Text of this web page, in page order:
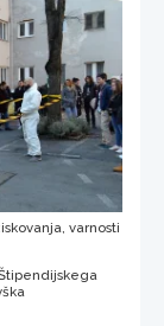
varnosti